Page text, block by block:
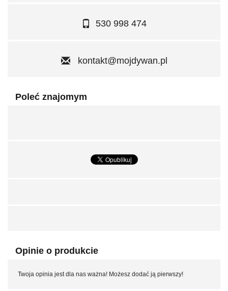
530 998 474
kontakt@mojdywan.pl
Poleć znajomym
Opinie o produkcie
Twoja opinia jest dla nas ważna! Możesz dodać ją pierwszy!